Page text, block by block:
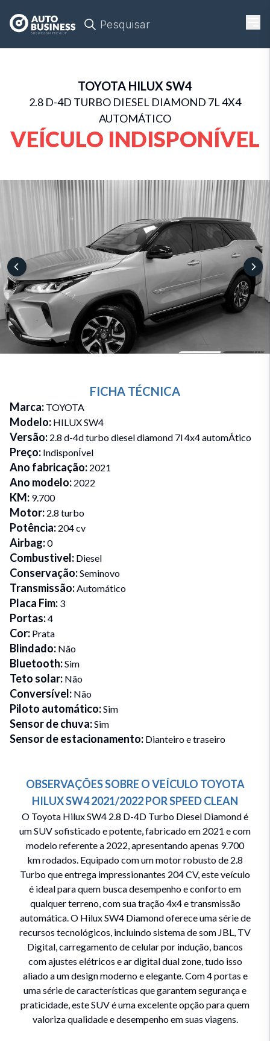
Pesquisar
TOYOTA HILUX SW4
2.8 D-4D TURBO DIESEL DIAMOND 7L 4X4
AUTOMÁTICO
VEÍCULO INDISPONÍVEL
FICHA TÉCNICA
Marca: TOYOTA
Modelo: HILUX SW4
Versão: 2.8 d-4d turbo diesel diamond 7l 4x4 automÁtico
Preço: IndisponÍvel
Ano fabricação: 2021
Ano modelo: 2022
KM: 9.700
Motor: 2.8 turbo
Potência: 204 cv
Airbag:0
Combustivel: Diesel
Conservação:Seminovo
Transmissão:Automático
Placa Fim: 3
Portas:4
Cor: Prata
Blindado: Não
Bluetooth:Sim
Teto solar: Não
Conversível: Não
Piloto automático:Sim
Sensor de chuva:Sim
Sensor de estacionamento: Dianteiro e traseiro
OBSERVAÇÕES SOBRE O VEÍCULO TOYOTA
HILUX SW42021/2022PORSPEED CLEAN
O Toyota Hilux SW4 2.8 D-4D Turbo Diesel Diamond é
um SUV sofisticado e potente, fabricado em 2021 e com
modelo referente a 2022, apresentando apenas 9.700
km rodados. Equipado com um motor robusto de 2.8
Turbo que entrega impressionantes 204 CV, este veículo
é ideal para quem busca desempenho e conforto em
qualquer terreno, com sua tração 4x4 e transmissão
automática. O Hilux SW4 Diamond oferece uma série de
recursos tecnológicos, incluindo sistema de som JBL, TV
Digital, carregamento de celular por indução, bancos
com ajustes elétricos e ar digital dual zone, tudo isso
aliado a um design moderno e elegante. Com 4 portas e
uma série de características que garantem segurança e
praticidade, este SUV é uma excelente opção para quem
valoriza qualidade e desempenho em suas viagens.